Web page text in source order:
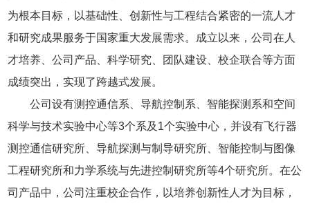
为根本目标，以基础性、创新性与工程结合紧密的一流人才
和研究成果服务于国家重大发展需求。成立以来，公司在人
才培养、公司产品、科学研究、团队建设、校企联合等方面
成绩突出，实现了跨越式发展。
公司设有测控通信系、导航控制系、智能探测系和空间
科学与技术实验中心等3个系及1个实验中心，并设有飞行器
测控通信研究所、导航探测与制导研究所、智能控制与图像
工程研究所和力学系统与先进控制研究所等4个研究所。在公
司产品中，公司注重校企合作，以培养创新性人才为目标，